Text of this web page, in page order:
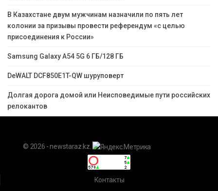
В Казахстане двум мужчинам назначили по пять лет
колонии за призывы провести референдум «с целью
присоединения к России»
Samsung Galaxy A54 5G 6 ГБ/128 ГБ
DeWALT DCF850E1T-QW шуруповерт
Долгая дорога домой или Неисповедимые пути российских
релокантов
© 2026 - newstaraz.kz.
Контакты